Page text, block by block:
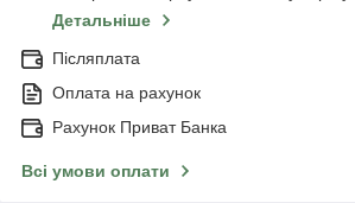
Детальніше
Післяплата
Оплата на рахунок
Рахунок Приват Банка
Всі умови оплати